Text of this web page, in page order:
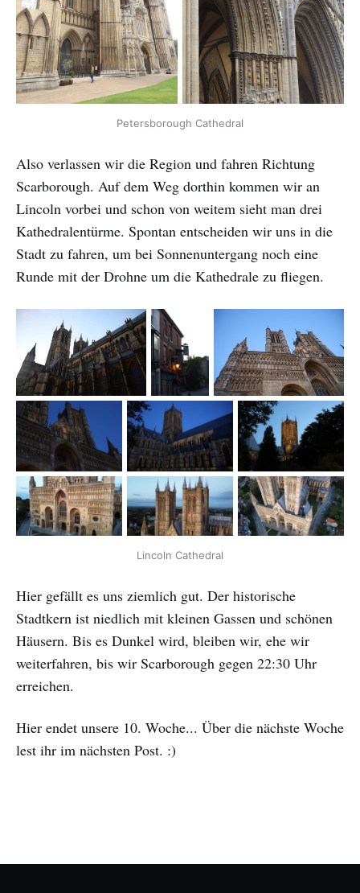
Petersborough Cathedral
Also verlassen wir die Region und fahren Richtung
Scarborough. Auf dem Weg dorthin kommen wir an
Lincoln vorbei und schon von weitem sieht man drei
Kathedralentürme. Spontan entscheiden wir uns in die
Stadt zu fahren, um bei Sonnenuntergang noch eine
Runde mit der Drohne um die Kathedrale zu fliegen.
Lincoln Cathedral
Hier gefällt es uns ziemlich gut. Der historische
Stadtkern ist niedlich mit kleinen Gassen und schönen
Häusern. Bis es Dunkel wird, bleiben wir, ehe wir
weiterfahren, bis wir Scarborough gegen 22:30 Uhr
erreichen.
Hier endet unsere 10. Woche... Über die nächste Woche
lest ihr im nächsten Post. :)